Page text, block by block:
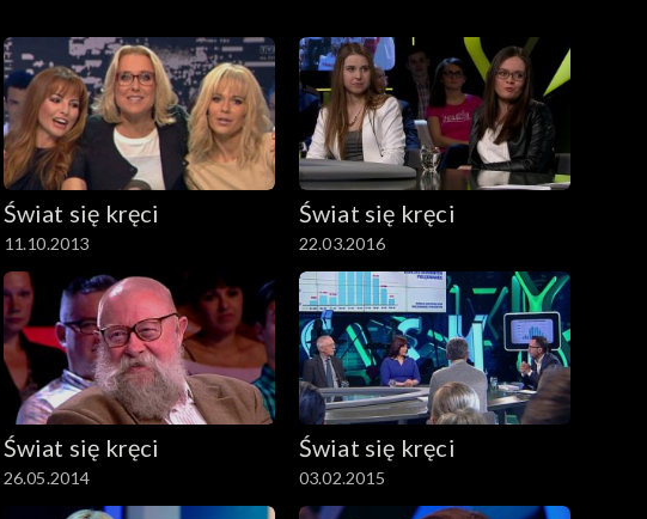
Świat się kręci
11.10.2013
Świat się kręci
22.03.2016
Świat się kręci
26.05.2014
Świat się kręci
03.02.2015